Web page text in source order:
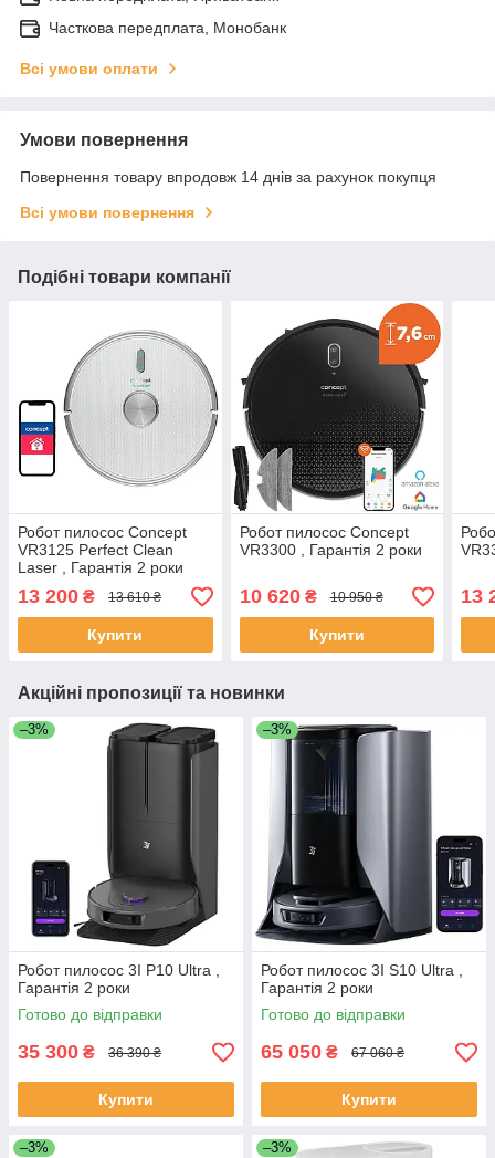
Часткова передплата, Монобанк
Всі умови оплати
Умови повернення
Повернення товару впродовж 14 днів за рахунок покупця
Всі умови повернення
Подібні товари компанії
Робот пилосос Concept
VR3125 Perfect Clean
Laser , Гарантія 2 роки
13 200 ₴ 13 610 ₴
Купити
Робот пилосос Concept
VR3300 , Гарантія 2 роки
10 620₴ 10 950 ₴
Купити
13
Акційні пропозиції та новинки
–3%
Робот пилосос 3I P10 Ultra ,
Гарантія 2 роки
Готово до відправки
35 300 ₴ 36 390 ₴
Купити
–3%
Робот пилосос 3I S10 Ultra ,
Гарантія 2 роки
Готово до відправки
65 050 ₴ 67 060 ₴
Купити
–3% –3%